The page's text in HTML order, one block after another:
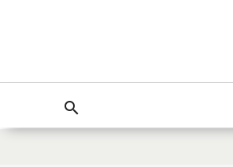
search